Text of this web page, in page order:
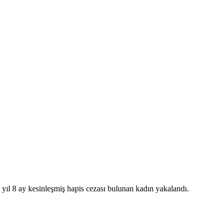
8 ay kesinleşmiş hapis cezası bulunan kadın yakalandı.